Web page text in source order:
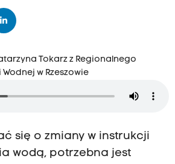
Tokarz z Regionalnego
w Rzeszowie
się o zmiany w instrukcji
wodą, potrzebna jest